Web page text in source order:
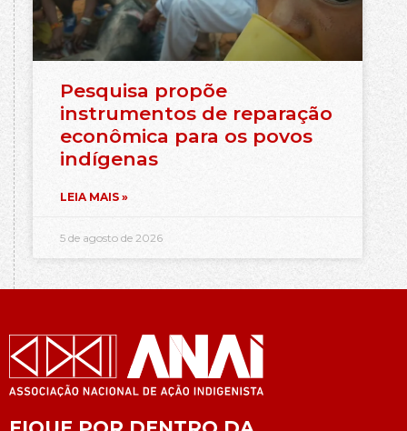
Pesquisa propõe
instrumentos de reparação
econômica para os povos
indígenas
LEIA MAIS »
5 de agosto de 2026